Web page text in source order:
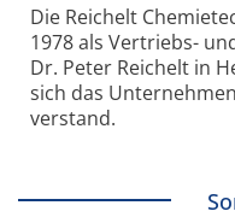
Die Reichelt
1978 als Vertriebs-
Dr. Peter Reichelt in
sich das
verstand.